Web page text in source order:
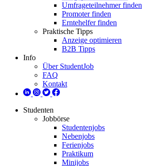
Umfrageteilnehmer finden
Promoter finden
Erntehelfer finden
Praktische Tipps
Anzeige optimieren
B2B Tipps
Info
Über StudentJob
FAQ
Kontakt
Studenten
Jobbörse
Studentenjobs
Nebenjobs
Ferienjobs
Praktikum
Minijobs